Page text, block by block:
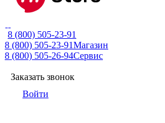
8 (800) 505-23-91
8 (800) 505-23-91Магазин
8 (800) 505-26-94Сервис
Заказать звонок
Войти